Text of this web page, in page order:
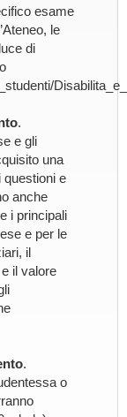
esame
le
di
.
e gli
una
questioni e
anche
i principali
e per le
il
il valore
.
o